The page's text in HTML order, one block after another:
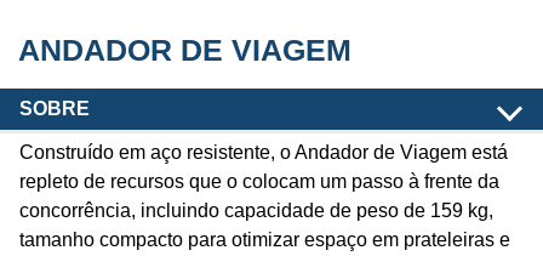
ANDADOR DE VIAGEM
SOBRE
Construído em aço resistente, o Andador de Viagem está
repleto de recursos que o colocam um passo à frente da
concorrência, incluindo capacidade de peso de 159 kg,
tamanho compacto para otimizar espaço em prateleiras e